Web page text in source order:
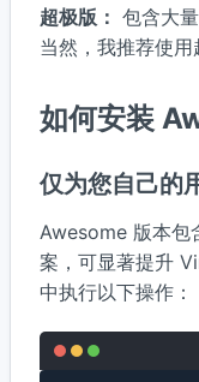
超极版： 包含大
当然，我推荐使用
如何安装
仅为您自己的
Awesome 版本包
案，可显著提升
中执行以下操作：